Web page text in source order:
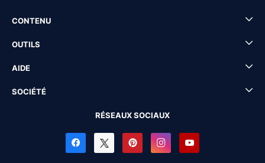
CONTENU
OUTILS
AIDE
SOCIÉTÉ
RÉSEAUX SOCIAUX